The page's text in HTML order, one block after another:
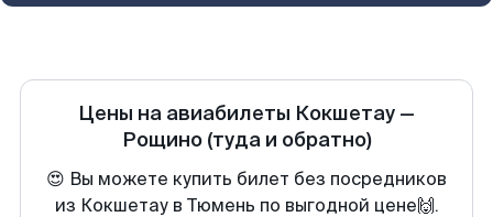
Цены на авиабилеты Кокшетау —
Рощино (туда и обратно)
😍 Вы можете купить билет без посредников
из Кокшетау в Тюмень по выгодной цене🙌.